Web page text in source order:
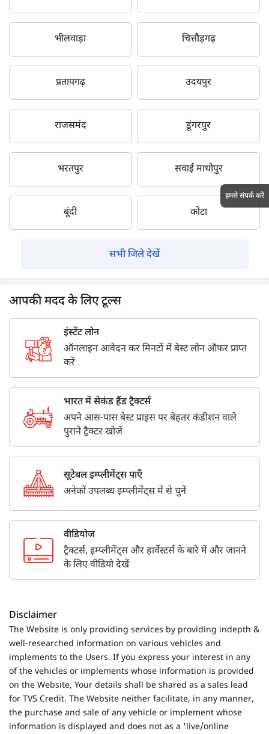
भीलवाड़ा चित्तौड़गढ़
प्रतापगढ़ उदयपुर
राजसमंद डूंगरपुर
भरतपुर सवाई माधोपुर
बूंदी कोटा
सभी जिले देखें
आपकी मदद के लिए टूल्स
इंस्टेंट लोन
ऑनलाइन आवेदन कर मिनटों में बेस्ट लोन ऑफर प्राप्त
करें
भारत में सेकंड हैंड ट्रैक्टर्स
अपने आस-पास बेस्ट प्राइस पर बेहतर कंडीशन वाले
पुराने ट्रैक्टर खोजें
सूटेबल इम्प्लीमेंट्स पाएँ
अनेकों उपलब्ध इम्प्लीमेंट्स में से चुनें
वीडियोज
ट्रैक्टर्स, इम्प्लीमेंट्स और हार्वेस्टर्स के बारे में और जानने
के लिए वीडियो देखें
Disclaimer
The Website is only providing services by providing indepth &
well-researched information on various vehicles and
implements to the Users. If you express your interest in any
of the vehicles or implements whose information is provided
on the Website, Your details shall be shared as a sales lead
for TVS Credit. The Website neither facilitate, in any manner,
the purchase and sale of any vehicle or implement whose
information is displayed and does not as a 'live/online
हमसे संपर्क करें